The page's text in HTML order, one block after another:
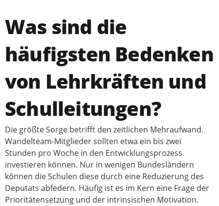
Was sind die
häufigsten Bedenken
von Lehrkräften und
Schulleitungen?
Die größte Sorge betrifft den zeitlichen Mehraufwand.
Wandelteam-Mitglieder sollten etwa ein bis zwei
Stunden pro Woche in den Entwicklungsprozess
investieren können. Nur in wenigen Bundesländern
können die Schulen diese durch eine Reduzierung des
Deputats abfedern. Häufig ist es im Kern eine Frage der
Prioritätensetzung und der intrinsischen Motivation.